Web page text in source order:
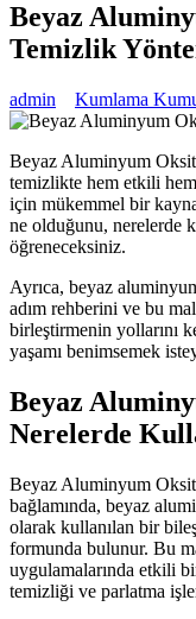
Beyaz
Temizlik
admin Kumlama
Beyaz Aluminyum
temizlikte hem etkili
için mükemmel bir
ne olduğunu, nerelerde
öğreneceksiniz.
Ayrıca, beyaz
adım rehberini ve bu
birleştirmenin yollarını
yaşamı benimsemek
Beyaz
Nerelerde
Beyaz Aluminyum
bağlamında, beyaz
olarak kullanılan bir
formunda bulunur. Bu
uygulamalarında etkili
temizliği ve parlatma